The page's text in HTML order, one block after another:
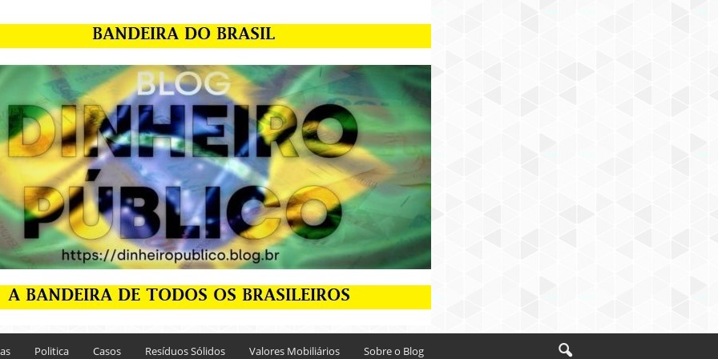
Politica Casos Resíduos Sólidos Valores Mobiliários Sobre o Blog